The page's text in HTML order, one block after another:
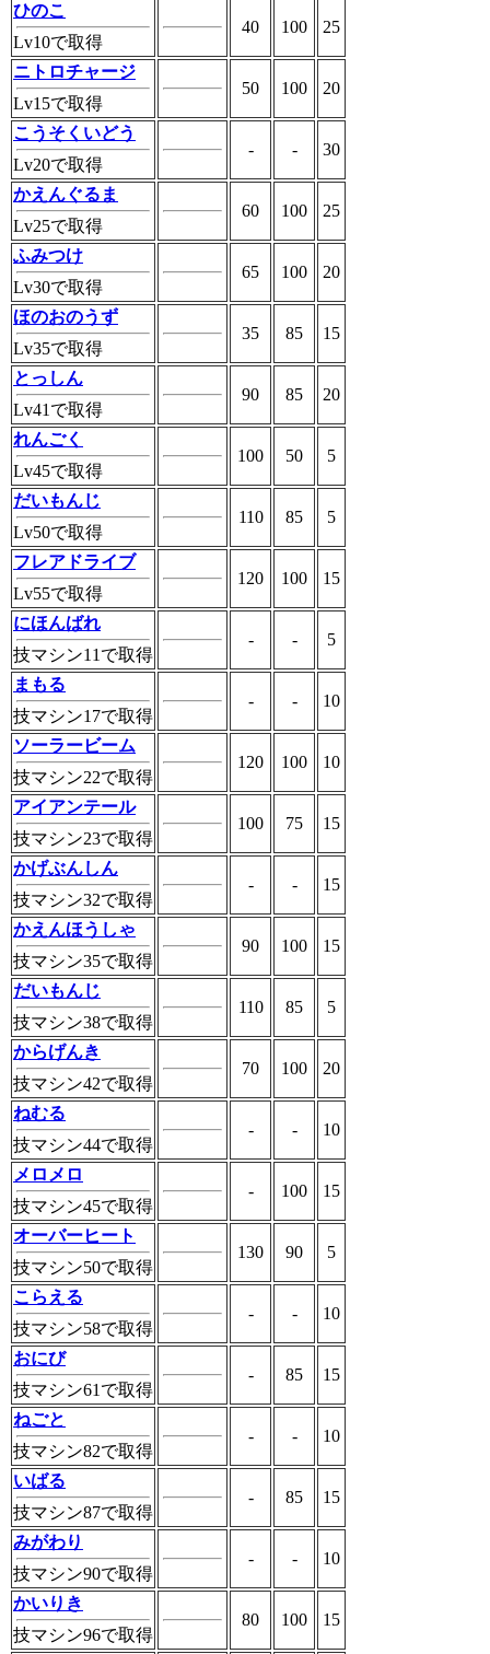
ひのこ
Lv10で取得
40 100 25
ニトロチャージ
Lv15で取得
50 100 20
こうそくいどう
Lv20で取得
- - 30
かえんぐるま
Lv25で取得
60 100 25
ふみつけ
Lv30で取得
65 100 20
ほのおのうず
Lv35で取得
35 85 15
とっしん
Lv41で取得
90 85 20
れんごく
Lv45で取得
100 50 5
だいもんじ
Lv50で取得
110 85 5
フレアドライブ
Lv55で取得
120 100 15
にほんばれ
技マシン11で取得
- - 5
まもる
技マシン17で取得
- - 10
ソーラービーム
技マシン22で取得
120 100 10
アイアンテール
技マシン23で取得
100 75 15
かげぶんしん
技マシン32で取得
- - 15
かえんほうしゃ
技マシン35で取得
90 100 15
だいもんじ
技マシン38で取得
110 85 5
からげんき
技マシン42で取得
70 100 20
ねむる
技マシン44で取得
- - 10
メロメロ
技マシン45で取得
- 100 15
オーバーヒート
技マシン50で取得
130 90 5
こらえる
技マシン58で取得
- - 10
おにび
技マシン61で取得
- 85 15
ねごと
技マシン82で取得
- - 10
いばる
技マシン87で取得
- 85 15
みがわり
技マシン90で取得
- - 10
かいりき
技マシン96で取得
80 100 15